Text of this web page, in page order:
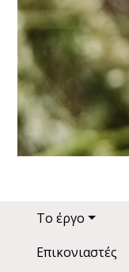
Main
Το έργο
Επικονιαστές